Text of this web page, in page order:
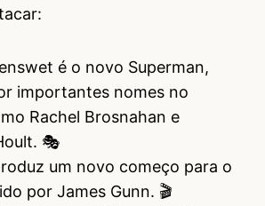
é o novo Superman,
importantes nomes no
Rachel Brosnahan e
🎭
um novo começo para o
por James Gunn. 🎬